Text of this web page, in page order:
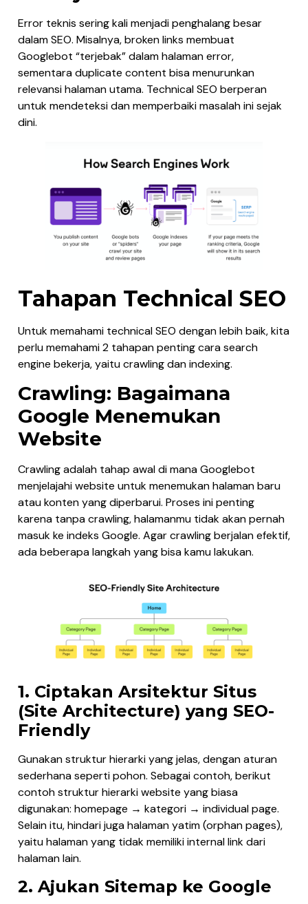
Error teknis sering kali menjadi penghalang besar
dalam SEO. Misalnya, broken links membuat
Googlebot “terjebak” dalam halaman error,
sementara duplicate content bisa menurunkan
relevansi halaman utama. Technical SEO berperan
untuk mendeteksi dan memperbaiki masalah ini sejak
dini.
Tahapan Technical SEO
Untuk memahami technical SEO dengan lebih baik, kita
perlu memahami 2 tahapan penting cara search
engine bekerja, yaitu crawling dan indexing.
Crawling: Bagaimana
Google Menemukan
Website
Crawling adalah tahap awal di mana Googlebot
menjelajahi website untuk menemukan halaman baru
atau konten yang diperbarui. Proses ini penting
karena tanpa crawling, halamanmu tidak akan pernah
masuk ke indeks Google. Agar crawling berjalan efektif,
ada beberapa langkah yang bisa kamu lakukan.
1. Ciptakan Arsitektur Situs
(Site Architecture) yang SEO-
Friendly
Gunakan struktur hierarki yang jelas, dengan aturan
sederhana seperti pohon. Sebagai contoh, berikut
contoh struktur hierarki website yang biasa
digunakan: homepage → kategori → individual page.
Selain itu, hindari juga halaman yatim (orphan pages),
yaitu halaman yang tidak memiliki internal link dari
halaman lain.
2. Ajukan Sitemap ke Google